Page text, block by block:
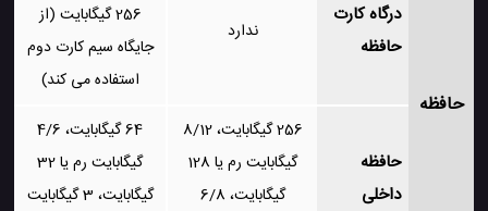
حافظه
درگاه کارت
حافظه
ندارد
256 گیگابایت (از
جایگاه سیم کارت دوم
استفاده می کند)
حافظه
داخلی
256 گیگابایت، 8/12
گیگابایت رم یا 128
گیگابایت، 6/8
64 گیگابایت، 4/6
گیگابایت رم یا 32
گیگابایت، 3 گیگابایت